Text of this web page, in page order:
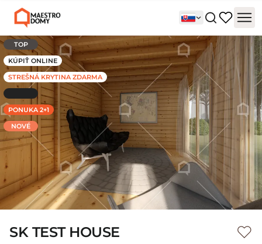
TOP
KÚPIŤ ONLINE
STREŠNÁ KRYTINA ZDARMA
PONUKA 2+1
NOVÉ
SK TEST HOUSE